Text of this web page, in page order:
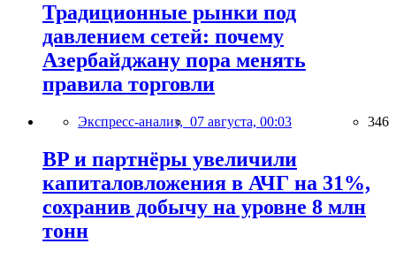
Традиционные рынки под
давлением сетей: почему
Азербайджану пора менять
правила торговли
Экспресс-анализ, 07 августа, 00:03 346
BP и партнёры увеличили
капиталовложения в АЧГ на 31%,
сохранив добычу на уровне 8 млн
тонн